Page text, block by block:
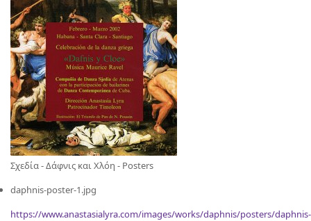
Σχεδία - Δάφνις και Χλόη - Posters
daphnis-poster-1.jpg
https://www.anastasialyra.com/images/works/daphnis/posters/daphnis-